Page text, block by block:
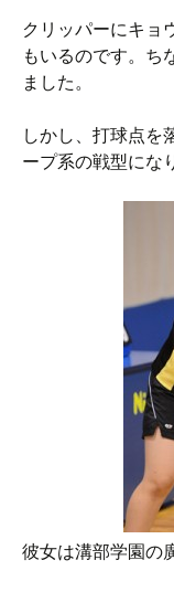
クリッパーにキョ
もいるのです。ち
ました。
しかし、打球点を
ープ系の戦型にな
彼女は溝部学園の